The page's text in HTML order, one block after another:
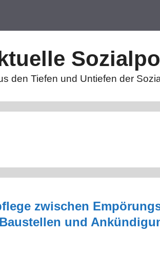
den Tiefen und Untiefen der
zwischen
und